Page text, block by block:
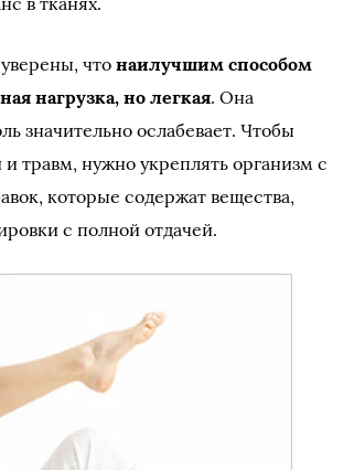
чтонаилучшим способом
нагрузка, но легкая. Она
значительно ослабевает. Чтобы
травм, нужно укреплять организм с
которые содержат вещества,
с полной отдачей.